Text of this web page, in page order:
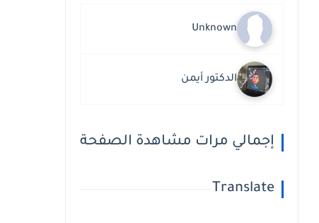
Unknown
الدكتور أيمن
إجمالي مرات مشاهدة الصفحة
Translate